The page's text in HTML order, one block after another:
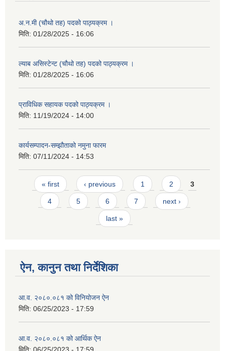
अ.न.मी (चौथो तह) पदको पाठ्यक्रम ।
मिति: 01/28/2025 - 16:06
ल्याब असिस्टेन्ट (चौथो तह) पदको पाठ्यक्रम ।
मिति: 01/28/2025 - 16:06
प्राविधिक सहायक पदको पाठ्यक्रम ।
मिति: 11/19/2024 - 14:00
कार्यसम्पादन-सम्झौताको नमुना फारम
मिति: 07/11/2024 - 14:53
Pages
« first ‹ previous 1 2 3
4 5 6 7 next ›
last »
ऐन, कानुन तथा निर्देशिका
आ.व. २०८०.०८१ को विनियोजन ऐन
मिति: 06/25/2023 - 17:59
आ.व. २०८०.०८१ को आर्थिक ऐन